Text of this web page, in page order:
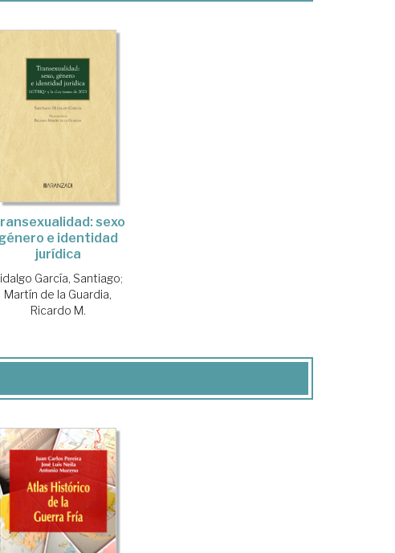
sexo
e identidad
jurídica
García, Santiago;
Martín de la Guardia,
Ricardo M.